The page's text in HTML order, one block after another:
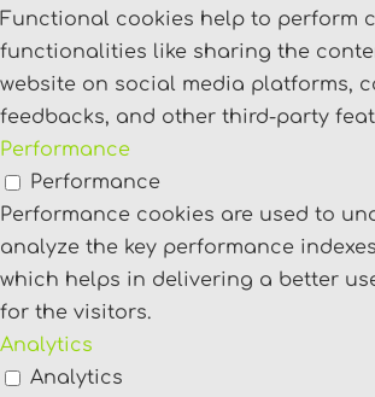
Functional cookies help to perform
functionalities like sharing the
website on social media platforms,
feedbacks, and other third-party
Performance
Performance
Performance cookies are used to
analyze the key performance
which helps in delivering a better
for the visitors.
Analytics
Analytics